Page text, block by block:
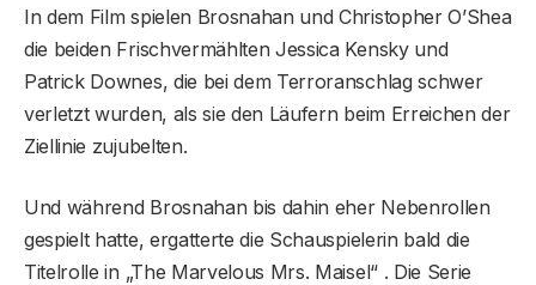
In dem Film spielen Brosnahan und Christopher O’Shea
die beiden Frischvermählten Jessica Kensky und
Patrick Downes, die bei dem Terroranschlag schwer
verletzt wurden, als sie den Läufern beim Erreichen der
Ziellinie zujubelten.
Und während Brosnahan bis dahin eher Nebenrollen
gespielt hatte, ergatterte die Schauspielerin bald die
Titelrolle in „The Marvelous Mrs. Maisel“ . Die Serie